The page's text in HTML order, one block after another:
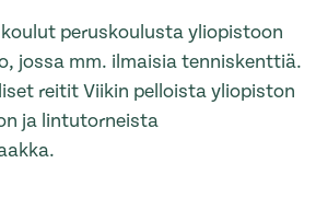
peruskoulusta yliopistoon
jossa mm. ilmaisia tenniskenttiä.
reitit Viikin pelloista yliopiston
ja lintutorneista